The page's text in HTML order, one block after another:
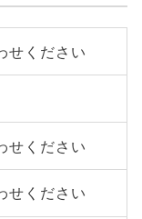
せください
せください
せください